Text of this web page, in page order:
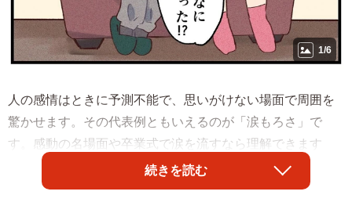
1/6
人の感情はときに予測不能で、思いがけない場面で周囲を
驚かせます。その代表例ともいえるのが「涙もろさ」で
す。感動の名場面や卒業式で涙を流すなら理解できます
が、明らかに泣くポイントではない場面で号泣する人もい
ます。
続きを読む